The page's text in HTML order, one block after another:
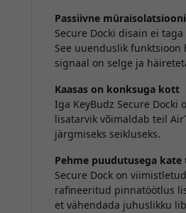
Passiivne
Secure Docki disain ei
See uuenduslik
signaal on selge ja
Kaasas on konksuga kott
Iga KeyBudz Secure Docki
lisatarvik võimaldab teil
järgmiseks seikluseks.
Pehme puudutusega
Secure Dock on
rafineeritud pinnatöötlus
et vähendada juhuslikku